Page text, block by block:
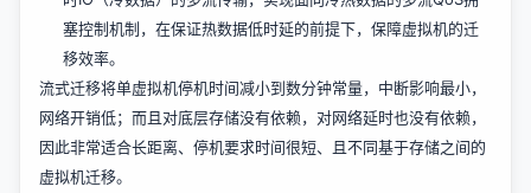
塞控制机制，在保证热数据低时延的前提下，保障虚拟机的迁
移效率。
流式迁移将单虚拟机停机时间减小到数分钟常量，中断影响最小，
网络开销低；而且对底层存储没有依赖，对网络延时也没有依赖，
因此非常适合长距离、停机要求时间很短、且不同基于存储之间的
虚拟机迁移。